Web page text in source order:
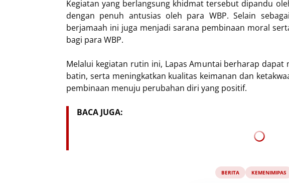
Kegiatan yang berlangsung khidmat tersebut dipandu
dengan penuh antusias oleh para WBP. Selain
berjamaah ini juga menjadi sarana pembinaan moral
bagi para WBP.
Melalui kegiatan rutin ini, Lapas Amuntai berharap
batin, serta meningkatkan kualitas keimanan dan
pembinaan menuju perubahan diri yang positif.
BACA JUGA:
BERITA KEMENIMIPAS